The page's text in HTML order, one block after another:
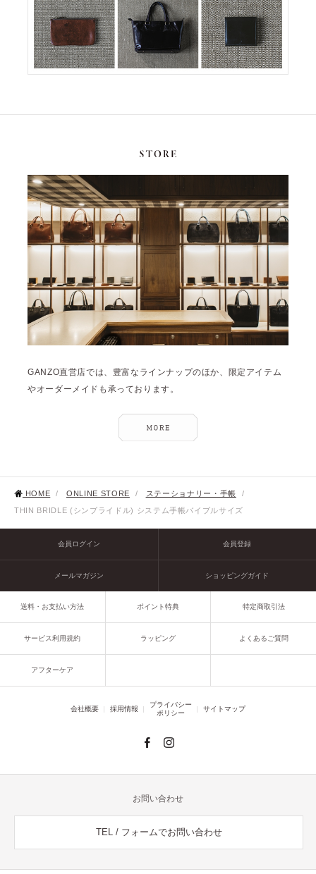
GANZO直営店では、豊富なラインナップのほか、限定アイテム
やオーダーメイドも承っております。
HOME / ONLINE STORE / ステーショナリー・手帳
/
THIN BRIDLE (シンブライドル) システム手帳バイブルサイズ
会員ログイン 会員登録
メールマガジン ショッピングガイド
送料・お支払い方法 ポイント特典 特定商取引法
サービス利用規約 ラッピング よくあるご質問
アフターケア
会社概要 採用情報
プライバシー
ポリシー
サイトマップ
お問い合わせ
TEL / フォームでお問い合わせ